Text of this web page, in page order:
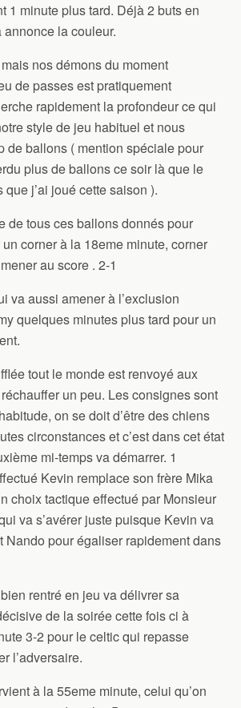
1 minute plus tard. Déjà 2 buts en
la couleur.
nos démons du moment
de passes est pratiquement
rapidement la profondeur ce qui
style de jeu habituel et nous
de ballons ( mention spéciale pour
plus de ballons ce soir là que le
que j’ai joué cette saison ).
de tous ces ballons donnés pour
corner à la 18eme minute, corner
au score . 2-1
va aussi amener à l’exclusion
quelques minutes plus tard pour un
tout le monde est renvoyé aux
un peu. Les consignes sont
on se doit d’être des chiens
circonstances et c’est dans cet état
mi-temps va démarrer. 1
Kevin remplace son frère Mika
choix tactique effectué par Monsieur
va s’avérer juste puisque Kevin va
Nando pour égaliser rapidement dans
rentré en jeu va délivrer sa
de la soirée cette fois ci à
3-2 pour le celtic qui repasse
l’adversaire.
à la 55eme minute, celui qu’on